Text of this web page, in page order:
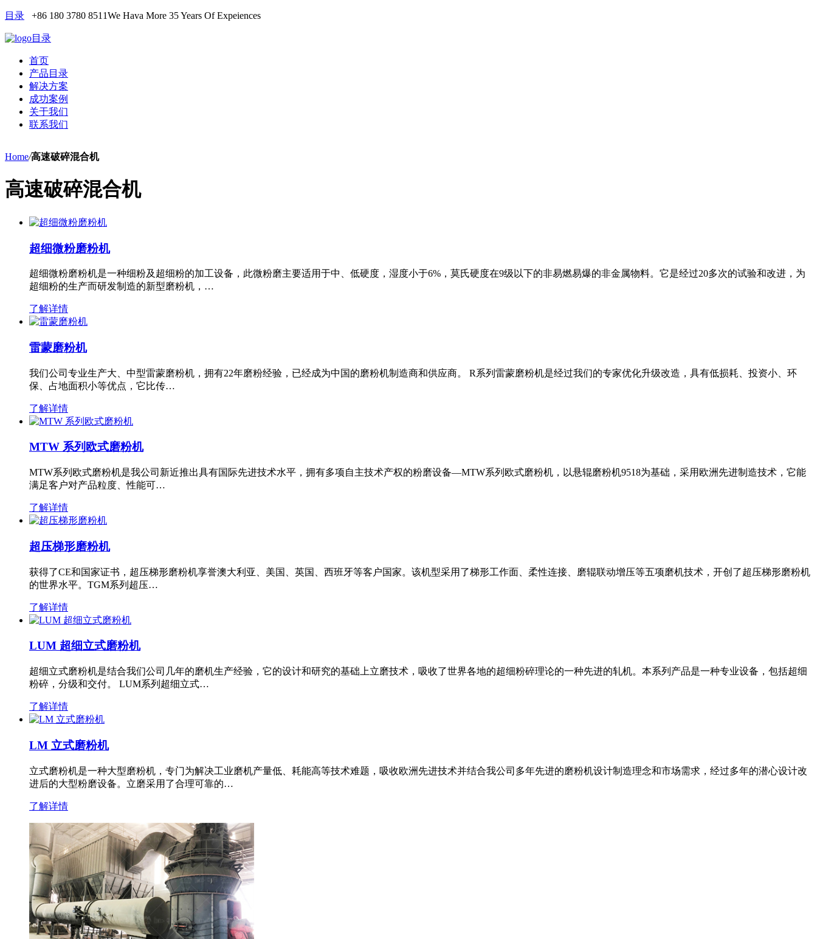
目录 +86 180 3780 8511We Hava More 35 Years Of Expeiences
目录
首页
产品目录
解决方案
成功案例
关于我们
联系我们
Home/高速破碎混合机
高速破碎混合机
超细微粉磨粉机
超细微粉磨粉机是一种细粉及超细粉的加工设备，此微粉磨主要适用于中、低硬度，湿度小于6%，莫氏硬度在9级以下的非易燃易爆的非金属物料。它是经过20多次的试验和改进，为
超细粉的生产而研发制造的新型磨粉机，…
了解详情
雷蒙磨粉机
我们公司专业生产大、中型雷蒙磨粉机，拥有22年磨粉经验，已经成为中国的磨粉机制造商和供应商。 R系列雷蒙磨粉机是经过我们的专家优化升级改造，具有低损耗、投资小、环
保、占地面积小等优点，它比传…
了解详情
MTW 系列欧式磨粉机
MTW系列欧式磨粉机是我公司新近推出具有国际先进技术水平，拥有多项自主技术产权的粉磨设备—MTW系列欧式磨粉机，以悬辊磨粉机9518为基础，采用欧洲先进制造技术，它能
满足客户对产品粒度、性能可…
了解详情
超压梯形磨粉机
获得了CE和国家证书，超压梯形磨粉机享誉澳大利亚、美国、英国、西班牙等客户国家。该机型采用了梯形工作面、柔性连接、磨辊联动增压等五项磨机技术，开创了超压梯形磨粉机
的世界水平。TGM系列超压…
了解详情
LUM 超细立式磨粉机
超细立式磨粉机是结合我们公司几年的磨机生产经验，它的设计和研究的基础上立磨技术，吸收了世界各地的超细粉碎理论的一种先进的轧机。本系列产品是一种专业设备，包括超细
粉碎，分级和交付。 LUM系列超细立式…
了解详情
LM 立式磨粉机
立式磨粉机是一种大型磨粉机，专门为解决工业磨机产量低、耗能高等技术难题，吸收欧洲先进技术并结合我公司多年先进的磨粉机设计制造理念和市场需求，经过多年的潜心设计改
进后的大型粉磨设备。立磨采用了合理可靠的…
了解详情